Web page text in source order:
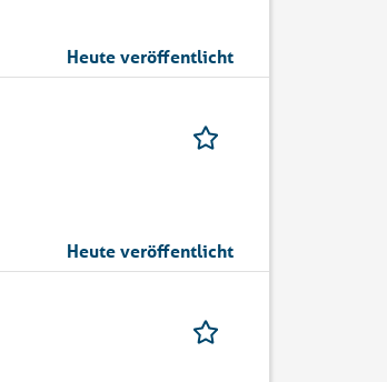
Heute veröffentlicht
Heute veröffentlicht